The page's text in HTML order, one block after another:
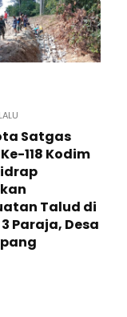
Satgas
118 Kodim
Talud di
Paraja, Desa